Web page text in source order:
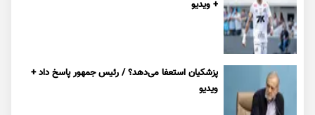
+ ویدیو
پزشکیان استعفا می‌دهد؟ / رئیس جمهور پاسخ داد +
ویدیو